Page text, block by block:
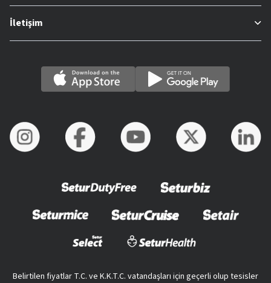
İletişim
Belirtilen fiyatlar T.C. ve K.K.T.C. vatandaşları için geçerli olup tesisler